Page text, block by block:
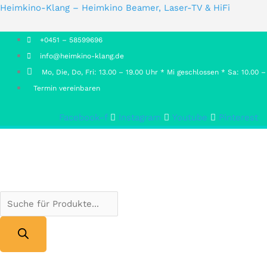
Heimkino-Klang – Heimkino Beamer, Laser-TV & HiFi
+0451 – 58599696
info@heimkino-klang.de
Mo, Die, Do, Fri: 13.00 – 19.00 Uhr * Mi geschlossen * Sa: 10.00
Termin vereinbaren
Facebook-f Instagram Youtube Pinterest
Products
Products